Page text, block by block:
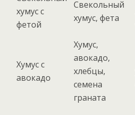
хумус с
фетой
Свекольный
хумус, фета
Хумус с
авокадо
Хумус,
авокадо,
хлебцы,
семена
граната